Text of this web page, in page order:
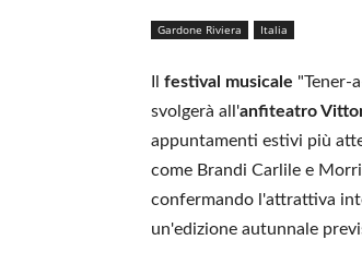
Gardone Riviera Italia
festival musicale "Tener-
svolgerà all'anfiteatro
appuntamenti estivi più
come Brandi Carlile e
confermando l'attrattiva
un'edizione autunnale